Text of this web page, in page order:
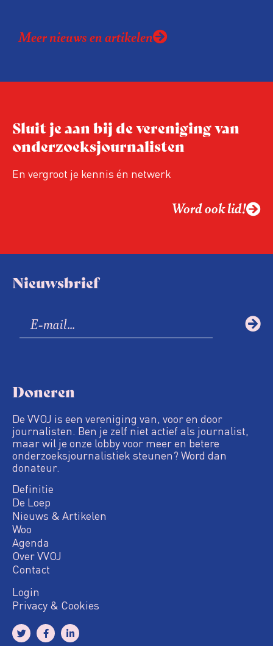
Coen uit zijn zorgen over de relatie tussen
de macht, de pers en het publiek aan de
Niet de maker, maar de ontvanger
relevant in tijden van nieuwe verzuiling?
Hoe moet de journalistiek omgaan met
Meer nieuws en artikelen
Sluit je aan bij de vereniging van
onderzoeksjournalisten
En vergroot je kennis én netwerk
Word ook lid!
Nieuwsbrief
Doneren
De VVOJ is een vereniging van, voor en door
journalisten. Ben je zelf niet actief als journalist,
maar wil je onze lobby voor meer en betere
onderzoeksjournalistiek steunen? Word dan
donateur.
Definitie
De Loep
Nieuws & Artikelen
Woo
Agenda
Over VVOJ
Contact
Login
Privacy & Cookies